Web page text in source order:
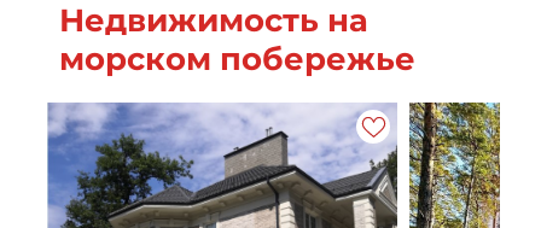
Недвижимость на
морском побережье